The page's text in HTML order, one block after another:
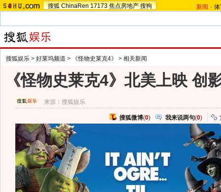
搜狐 ChinaRen 17173 焦点房地产 搜狗 新闻 -
搜狐娱乐 > 好莱坞频道 > 《怪物史莱克4》 > 相关新闻
《怪物史莱克4》北美上映 创
来源：搜狐娱乐
搜狐微博(0) 我来说两句(0)